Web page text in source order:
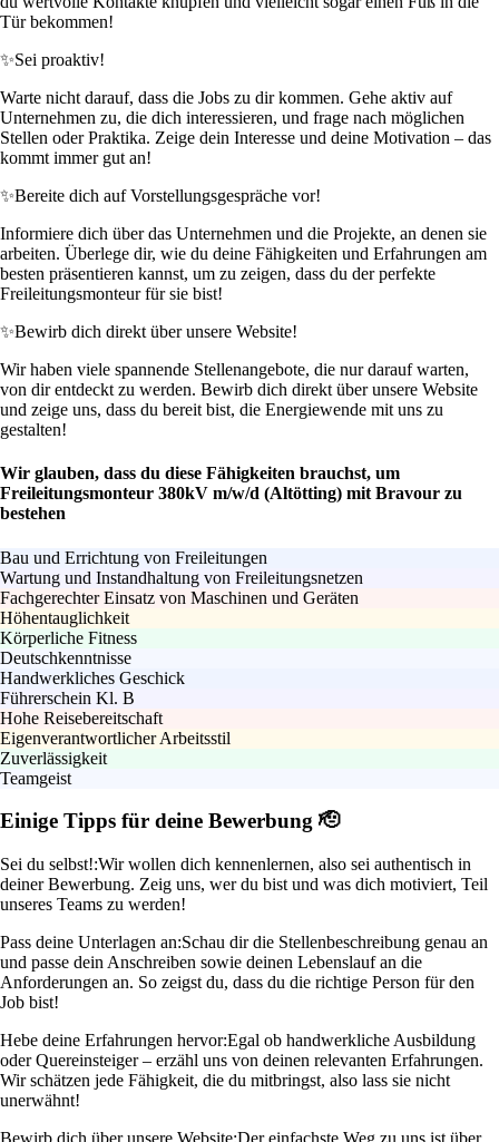
Tür bekommen!
✨Sei proaktiv!
Warte nicht darauf, dass die Jobs zu dir kommen. Gehe aktiv auf
Unternehmen zu, die dich interessieren, und frage nach möglichen
Stellen oder Praktika. Zeige dein Interesse und deine Motivation – das
kommt immer gut an!
✨Bereite dich auf Vorstellungsgespräche vor!
Informiere dich über das Unternehmen und die Projekte, an denen sie
arbeiten. Überlege dir, wie du deine Fähigkeiten und Erfahrungen am
besten präsentieren kannst, um zu zeigen, dass du der perfekte
Freileitungsmonteur für sie bist!
✨Bewirb dich direkt über unsere Website!
Wir haben viele spannende Stellenangebote, die nur darauf warten,
von dir entdeckt zu werden. Bewirb dich direkt über unsere Website
und zeige uns, dass du bereit bist, die Energiewende mit uns zu
gestalten!
Wir glauben, dass du diese Fähigkeiten brauchst, um
Freileitungsmonteur 380kV m/w/d (Altötting) mit Bravour zu
bestehen
Bau und Errichtung von Freileitungen
Wartung und Instandhaltung von Freileitungsnetzen
Fachgerechter Einsatz von Maschinen und Geräten
Höhentauglichkeit
Körperliche Fitness
Deutschkenntnisse
Handwerkliches Geschick
Führerschein Kl. B
Hohe Reisebereitschaft
Eigenverantwortlicher Arbeitsstil
Zuverlässigkeit
Teamgeist
Einige Tipps für deine Bewerbung 🫡
Sei du selbst!:Wir wollen dich kennenlernen, also sei authentisch in
deiner Bewerbung. Zeig uns, wer du bist und was dich motiviert, Teil
unseres Teams zu werden!
Pass deine Unterlagen an:Schau dir die Stellenbeschreibung genau an
und passe dein Anschreiben sowie deinen Lebenslauf an die
Anforderungen an. So zeigst du, dass du die richtige Person für den
Job bist!
Hebe deine Erfahrungen hervor:Egal ob handwerkliche Ausbildung
oder Quereinsteiger – erzähl uns von deinen relevanten Erfahrungen.
Wir schätzen jede Fähigkeit, die du mitbringst, also lass sie nicht
unerwähnt!